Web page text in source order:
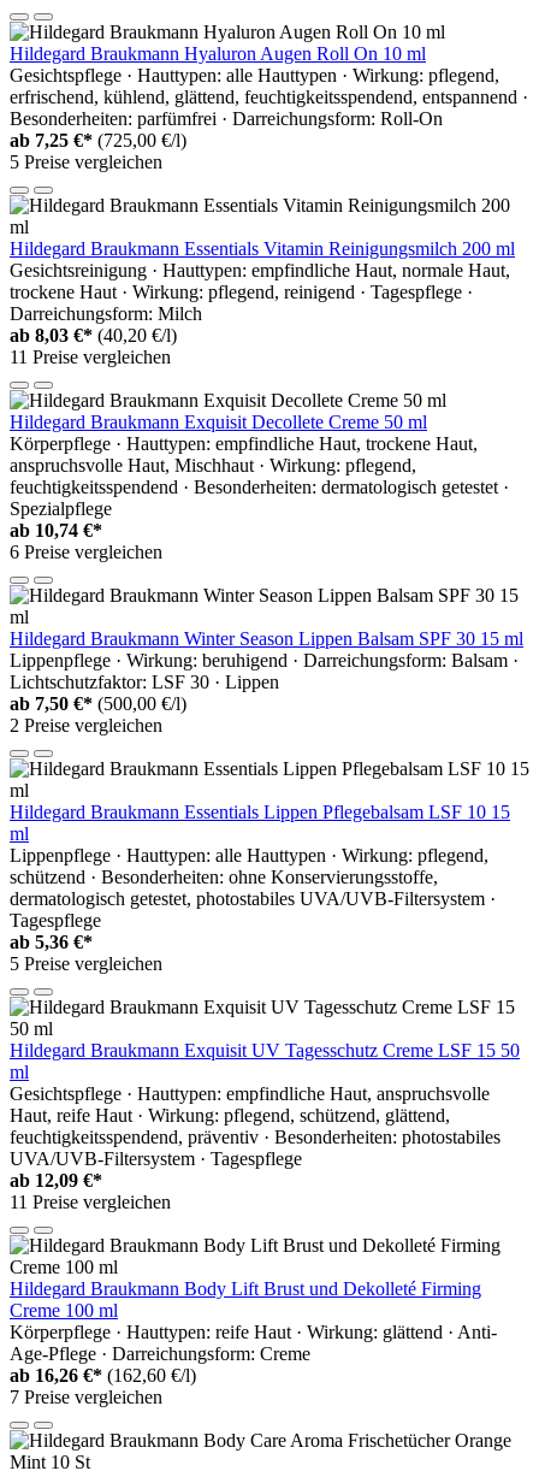
Hildegard Braukmann Hyaluron Augen Roll On 10 ml
Gesichtspflege · Hauttypen: alle Hauttypen · Wirkung: pflegend,
erfrischend, kühlend, glättend, feuchtigkeitsspendend, entspannend ·
Besonderheiten: parfümfrei · Darreichungsform: Roll-On
ab 7,25 €* (725,00 €/l)
5 Preise vergleichen
Hildegard Braukmann Essentials Vitamin Reinigungsmilch 200 ml
Gesichtsreinigung · Hauttypen: empfindliche Haut, normale Haut,
trockene Haut · Wirkung: pflegend, reinigend · Tagespflege ·
Darreichungsform: Milch
ab 8,03 €* (40,20 €/l)
11 Preise vergleichen
Hildegard Braukmann Exquisit Decollete Creme 50 ml
Körperpflege · Hauttypen: empfindliche Haut, trockene Haut,
anspruchsvolle Haut, Mischhaut · Wirkung: pflegend,
feuchtigkeitsspendend · Besonderheiten: dermatologisch getestet ·
Spezialpflege
ab 10,74 €*
6 Preise vergleichen
Hildegard Braukmann Winter Season Lippen Balsam SPF 30 15 ml
Lippenpflege · Wirkung: beruhigend · Darreichungsform: Balsam ·
Lichtschutzfaktor: LSF 30 · Lippen
ab 7,50 €* (500,00 €/l)
2 Preise vergleichen
Hildegard Braukmann Essentials Lippen Pflegebalsam LSF 10 15
ml
Lippenpflege · Hauttypen: alle Hauttypen · Wirkung: pflegend,
schützend · Besonderheiten: ohne Konservierungsstoffe,
dermatologisch getestet, photostabiles UVA/UVB-Filtersystem ·
Tagespflege
ab 5,36 €*
5 Preise vergleichen
Hildegard Braukmann Exquisit UV Tagesschutz Creme LSF 15 50
ml
Gesichtspflege · Hauttypen: empfindliche Haut, anspruchsvolle
Haut, reife Haut · Wirkung: pflegend, schützend, glättend,
feuchtigkeitsspendend, präventiv · Besonderheiten: photostabiles
UVA/UVB-Filtersystem · Tagespflege
ab 12,09 €*
11 Preise vergleichen
Hildegard Braukmann Body Lift Brust und Dekolleté Firming
Creme 100 ml
Körperpflege · Hauttypen: reife Haut · Wirkung: glättend · Anti-
Age-Pflege · Darreichungsform: Creme
ab 16,26 €* (162,60 €/l)
7 Preise vergleichen